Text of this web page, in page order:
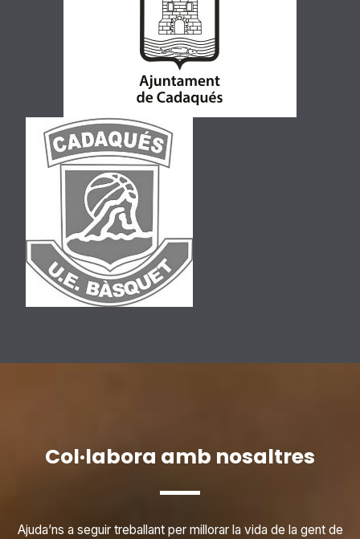
Col·labora amb nosaltres
Ajuda’ns a seguir treballant per millorar la vida de la gent de